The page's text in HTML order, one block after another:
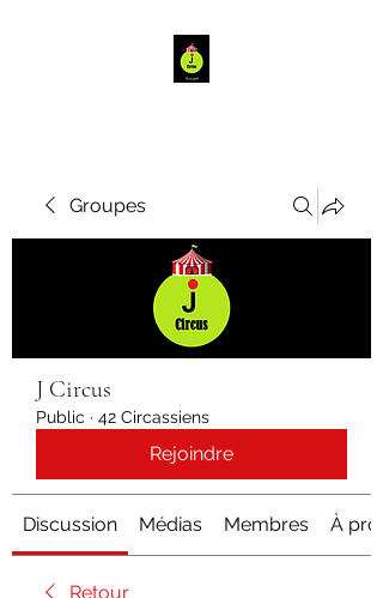
Groupes
J Circus
Public · 42 Circassiens
Rejoindre
Discussion Médias Membres À
Retour